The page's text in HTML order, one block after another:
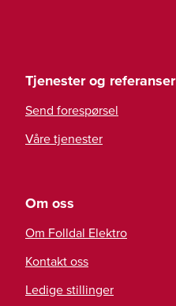
Tjenester og referanser
Send forespørsel
Våre tjenester
Om oss
Om Folldal Elektro
Kontakt oss
Ledige stillinger